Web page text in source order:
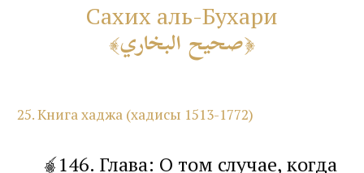
Сахих аль-Бухари
صحيح البخاري
25. Книга хаджа (хадисы 1513-1772)
146. Глава: О том случае, когда